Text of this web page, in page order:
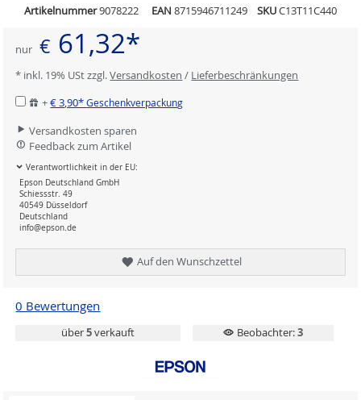
Artikelnummer9078222 EAN 8715946711249 SKUC13T11C440
nur € 61,32*
* inkl. 19% USt zzgl.Versandkosten / Lieferbeschränkungen
+€ 3,90*Geschenkverpackung
Versandkosten sparen
Feedback zum Artikel
Verantwortlichkeit in der EU:
Epson Deutschland GmbH
Schiessstr. 49
40549 Düsseldorf
Deutschland
info@epson.de
Auf den Wunschzettel
0 Bewertungen
über5verkauft Beobachter:3